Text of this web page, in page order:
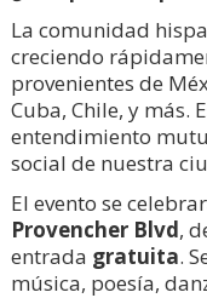
La comunidad
creciendo
provenientes de
Cuba, Chile, y más.
entendimiento
social de nuestra
El evento se
Provencher Blvd,
entrada gratuita.
música, poesía,